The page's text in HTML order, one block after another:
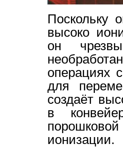
Поскольку
высоко
он
операциях
для
создаёт
в
ионизации.